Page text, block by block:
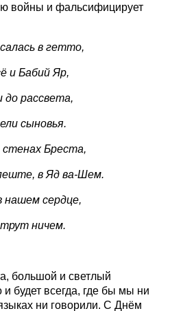
войны и фальсифицирует
в гетто,
и Бабий Яр,
рассвета,
сыновья.
Бреста,
в Яд ва-Шем.
нашем сердце,
ничем.
большой и светлый
и будет всегда, где бы мы ни
ни говорили. С Днём